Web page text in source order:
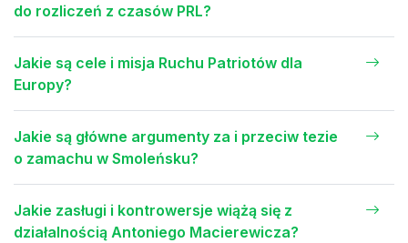
do rozliczeń z czasów PRL?
Jakie są cele i misja Ruchu Patriotów dla
Europy?
Jakie są główne argumenty za i przeciw tezie
o zamachu w Smoleńsku?
Jakie zasługi i kontrowersje wiążą się z
działalnością Antoniego Macierewicza?